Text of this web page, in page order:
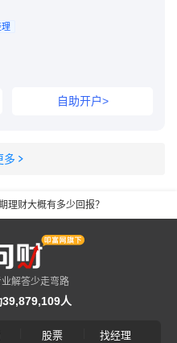
理
自助开户>
多
理财大概有多少回报？
解答少走弯路
人
股票 找经理